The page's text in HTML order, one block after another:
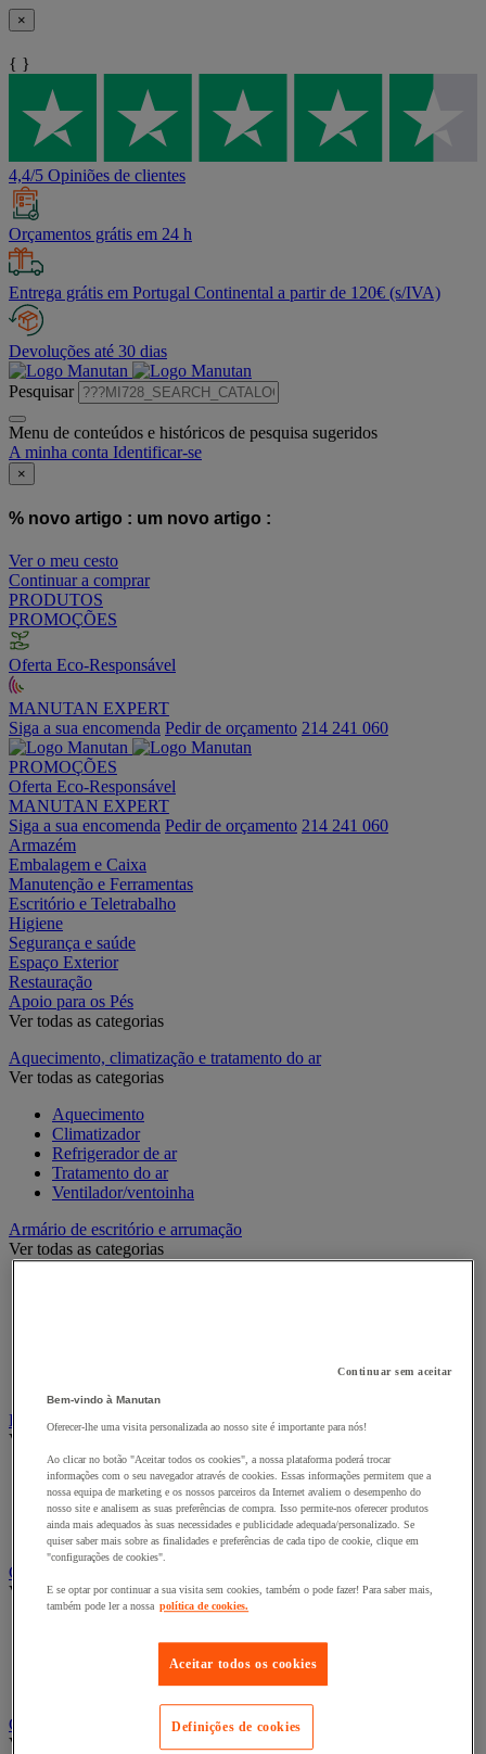
×
{ }
4,4/5 Opiniões de clientes
Orçamentos grátis em 24 h
Entrega grátis em Portugal Continental a partir de 120€ (s/IVA)
Devoluções até 30 dias
Pesquisar
Menu de conteúdos e históricos de pesquisa sugeridos
A minha conta Identificar-se
×
% novo artigo : um novo artigo :
Ver o meu cesto
Continuar a comprar
PRODUTOS
PROMOÇÕES
Oferta Eco-Responsável
MANUTAN EXPERT
Siga a sua encomenda Pedir de orçamento 214 241 060
PROMOÇÕES
Oferta Eco-Responsável
MANUTAN EXPERT
Siga a sua encomenda Pedir de orçamento 214 241 060
Armazém
Embalagem e Caixa
Manutenção e Ferramentas
Escritório e Teletrabalho
Higiene
Segurança e saúde
Espaço Exterior
Restauração
Apoio para os Pés
Ver todas as categorias
Aquecimento, climatização e tratamento do ar
Ver todas as categorias
Aquecimento
Climatizador
Refrigerador de ar
Tratamento do ar
Ventilador/ventoinha
Armário de escritório e arrumação
Ver todas as categorias
Bengaleiro e cabide
Ver todas as categorias
Bengaleiro
Cabide
Porta-cabides
Suporte guarda-chuvas
Cadeiras, poltronas e cadeirões
Ver todas as categorias
Cadeira de braços executivo
Cadeira de escritório
Cadeiras para salas de receção e reuniões
Candeeiro
Ver todas as categorias
Continuar sem aceitar
Bem-vindo à Manutan
Oferecer-lhe uma visita personalizada ao nosso site é importante para nós!
Ao clicar no botão "Aceitar todos os cookies", a nossa plataforma poderá trocar
informações com o seu navegador através de cookies. Essas informações permitem que a
nossa equipa de marketing e os nossos parceiros da Internet avaliem o desempenho do
nosso site e analisem as suas preferências de compra. Isso permite-nos oferecer produtos
ainda mais adequados às suas necessidades e publicidade adequada/personalizado. Se
quiser saber mais sobre as finalidades e preferências de cada tipo de cookie, clique em
"configurações de cookies".
E se optar por continuar a sua visita sem cookies, também o pode fazer! Para saber mais,
também pode ler a nossa política de cookies.
Aceitar todos os cookies
Definições de cookies